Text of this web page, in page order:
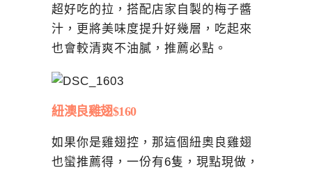
超好吃的拉，搭配店家自製的梅子醬
汁，更將美味度提升好幾層，吃起來
也會較清爽不油膩，推薦必點。
紐澳良雞翅$160
如果你是雞翅控，那這個紐奧良雞翅
也蠻推薦得，一份有6隻，現點現做，